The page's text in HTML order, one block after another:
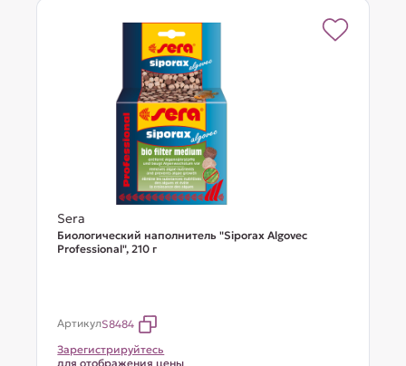
Sera
Биологический наполнитель "Siporax Algovec
Professional", 210 г
АртикулS8484
Зарегистрируйтесь
для отображения цены